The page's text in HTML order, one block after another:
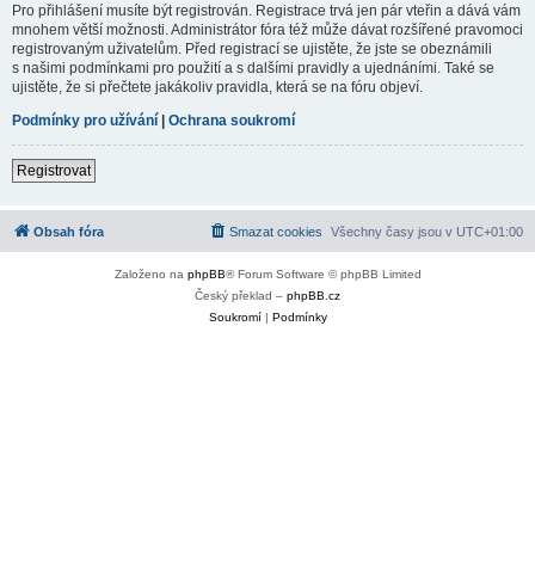
Pro přihlášení musíte být registrován. Registrace trvá jen pár vteřin a dává vám
mnohem větší možnosti. Administrátor fóra též může dávat rozšířené pravomoci
registrovaným uživatelům. Před registrací se ujistěte, že jste se obeznámili
s našimi podmínkami pro použití a s dalšími pravidly a ujednáními. Také se
ujistěte, že si přečtete jakákoliv pravidla, která se na fóru objeví.
Podmínky pro užívání | Ochrana soukromí
Registrovat
Obsah fóra Všechny časy jsou v UTC+01:00
Smazat cookies
Založeno na phpBB® Forum Software © phpBB Limited
Český překlad – phpBB.cz
Soukromí| Podmínky